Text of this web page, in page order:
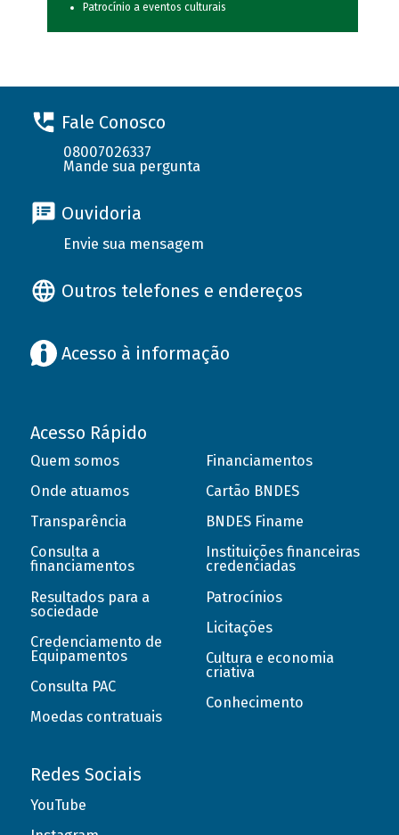
Patrocínio a eventos culturais
Fale Conosco
08007026337
Mande sua pergunta
Ouvidoria
Envie sua mensagem
Outros telefones e endereços
Acesso à informação
Acesso Rápido
Quem somos
Onde atuamos
Transparência
Consulta a
financiamentos
Resultados para a
sociedade
Credenciamento de
Equipamentos
Consulta PAC
Moedas contratuais
Financiamentos
Cartão BNDES
BNDES Finame
Instituições financeiras
credenciadas
Patrocínios
Licitações
Cultura e economia
criativa
Conhecimento
Redes Sociais
YouTube